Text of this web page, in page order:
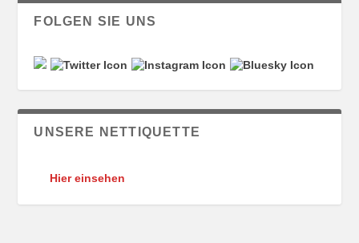
FOLGEN SIE UNS
UNSERE NETTIQUETTE
Hier einsehen